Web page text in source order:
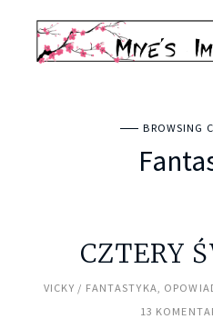
BROWSING
CZTERY
VICKY FANTASTYKA
13